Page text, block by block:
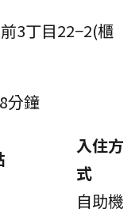
3丁目22−2(櫃
分鐘
入住方
式
自助機